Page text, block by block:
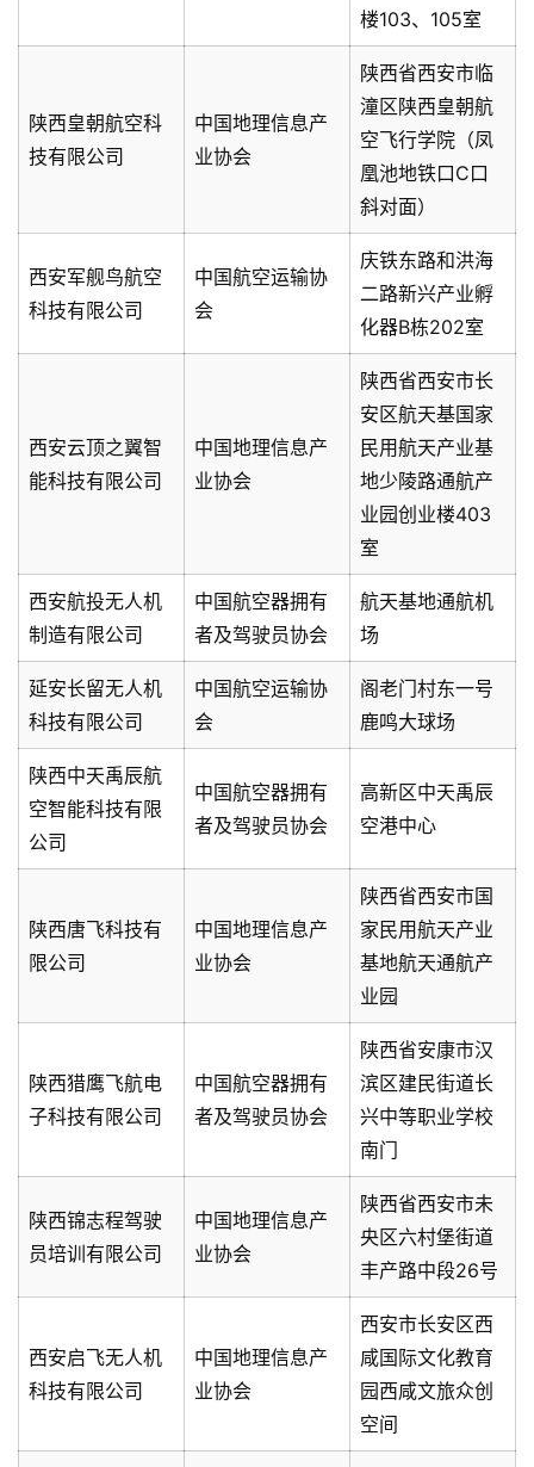
楼103、105室
陕西皇朝航空科
技有限公司
中国地理信息产
业协会
陕西省西安市临
潼区陕西皇朝航
空飞行学院（凤
凰池地铁口C口
斜对面）
西安军舰鸟航空
科技有限公司
中国航空运输协
会
庆铁东路和洪海
二路新兴产业孵
化器B栋202室
西安云顶之翼智
能科技有限公司
中国地理信息产
业协会
陕西省西安市长
安区航天基国家
民用航天产业基
地少陵路通航产
业园创业楼403
室
西安航投无人机
制造有限公司
中国航空器拥有
者及驾驶员协会
航天基地通航机
场
延安长留无人机
科技有限公司
中国航空运输协
会
阁老门村东一号
鹿鸣大球场
陕西中天禹辰航
空智能科技有限
公司
中国航空器拥有
者及驾驶员协会
高新区中天禹辰
空港中心
陕西唐飞科技有
限公司
中国地理信息产
业协会
陕西省西安市国
家民用航天产业
基地航天通航产
业园
陕西猎鹰飞航电
子科技有限公司
中国航空器拥有
者及驾驶员协会
陕西省安康市汉
滨区建民街道长
兴中等职业学校
南门
陕西锦志程驾驶
员培训有限公司
中国地理信息产
业协会
陕西省西安市未
央区六村堡街道
丰产路中段26号
西安启飞无人机
科技有限公司
中国地理信息产
业协会
西安市长安区西
咸国际文化教育
园西咸文旅众创
空间